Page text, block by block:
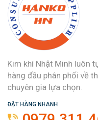
Kim khí Nhật Minh luôn
hàng đầu phân phối về
chuyên gia lựa chọn.
ĐẶT HÀNG NHANH